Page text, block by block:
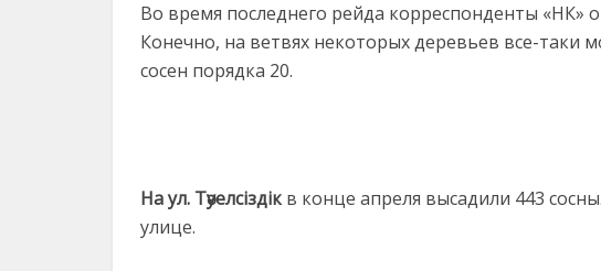
Во время последнего рейда корреспонденты «НК»
Конечно, на ветвях некоторых деревьев все-таки
сосен порядка 20.
На ул. Тәуелсіздікв конце апреля высадили 443
улице.